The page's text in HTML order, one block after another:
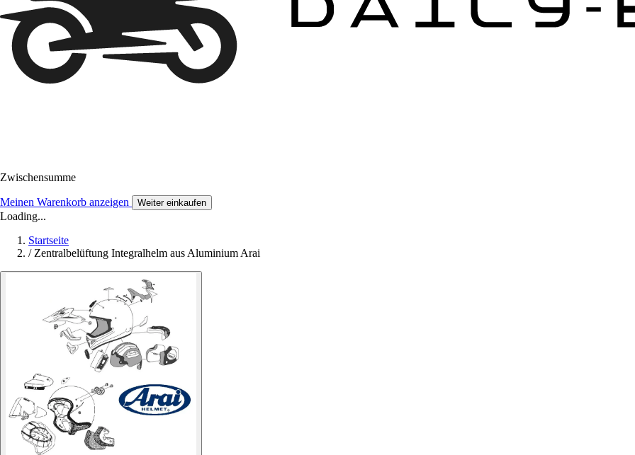
Zwischensumme
Meinen Warenkorb anzeigen Weiter einkaufen
Loading...
Startseite
/ Zentralbelüftung Integralhelm aus Aluminium Arai